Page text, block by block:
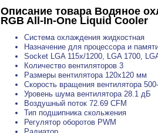
Описание товара Водяное
RGB All-In-One Liquid Cooler
Система охлаждения жидкостная
Назначение для процессора и
Socket LGA 115x/1200, LGA 1700,
Количество вентиляторов 3
Размеры вентилятора 120x120 мм
Скорость вращения вентилятора
Уровень шума вентилятора 28.1 дБ
Воздушный поток 72.69 CFM
Тип подшипника скольжения
Регулятор оборотов PWM